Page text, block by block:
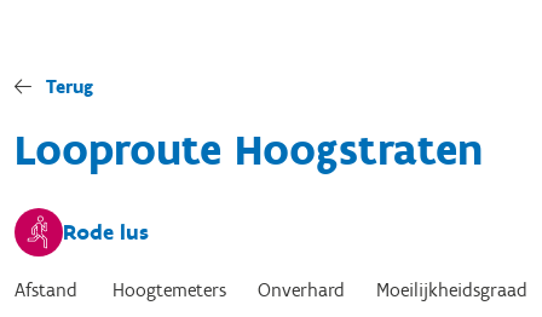
Terug
Looproute Hoogstraten
Rode lus
Afstand Hoogtemeters Onverhard Moeilijkheidsgraad